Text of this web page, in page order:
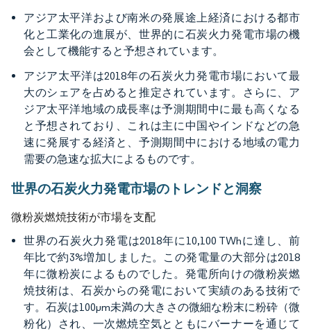
アジア太平洋および南米の発展途上経済における都市
化と工業化の進展が、世界的に石炭火力発電市場の機
会として機能すると予想されています。
アジア太平洋は2018年の石炭火力発電市場において最
大のシェアを占めると推定されています。さらに、ア
ジア太平洋地域の成長率は予測期間中に最も高くなる
と予想されており、これは主に中国やインドなどの急
速に発展する経済と、予測期間中における地域の電力
需要の急速な拡大によるものです。
世界の石炭火力発電市場のトレンドと洞察
微粉炭燃焼技術が市場を支配
世界の石炭火力発電は2018年に10,100 TWhに達し、前
年比で約3%増加しました。この発電量の大部分は2018
年に微粉炭によるものでした。発電所向けの微粉炭燃
焼技術は、石炭からの発電において実績のある技術で
す。石炭は100μm未満の大きさの微細な粉末に粉砕（微
粉化）され、一次燃焼空気とともにバーナーを通じて